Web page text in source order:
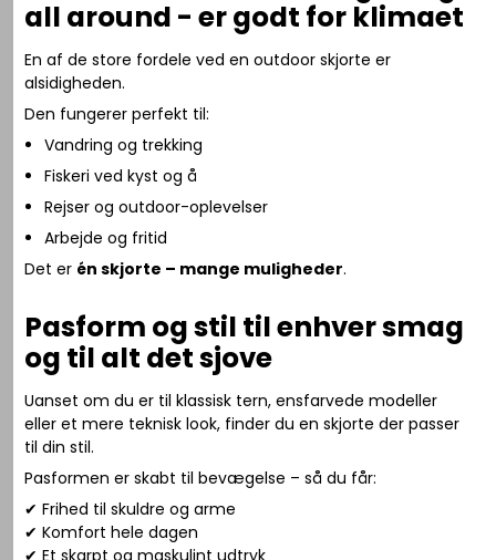
all around - er godt for klimaet
En af de store fordele ved en outdoor skjorte er
alsidigheden.
Den fungerer perfekt til:
Vandring og trekking
Fiskeri ved kyst og å
Rejser og outdoor-oplevelser
Arbejde og fritid
Det er én skjorte – mange muligheder.
Pasform og stil til enhver smag
og til alt det sjove
Uanset om du er til klassisk tern, ensfarvede modeller
eller et mere teknisk look, finder du en skjorte der passer
til din stil.
Pasformen er skabt til bevægelse – så du får:
✔ Frihed til skuldre og arme
✔ Komfort hele dagen